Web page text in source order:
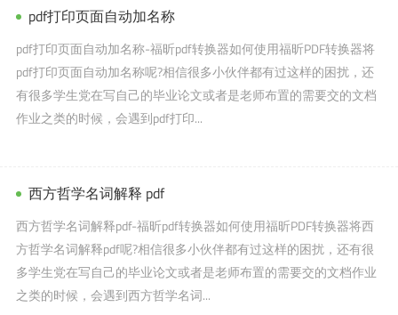
pdf打印页面自动加名称
pdf打印页面自动加名称-福昕pdf转换器如何使用福昕PDF转换器将
pdf打印页面自动加名称呢?相信很多小伙伴都有过这样的困扰，还
有很多学生党在写自己的毕业论文或者是老师布置的需要交的文档
作业之类的时候，会遇到pdf打印...
西方哲学名词解释 pdf
西方哲学名词解释pdf-福昕pdf转换器如何使用福昕PDF转换器将西
方哲学名词解释pdf呢?相信很多小伙伴都有过这样的困扰，还有很
多学生党在写自己的毕业论文或者是老师布置的需要交的文档作业
之类的时候，会遇到西方哲学名词...